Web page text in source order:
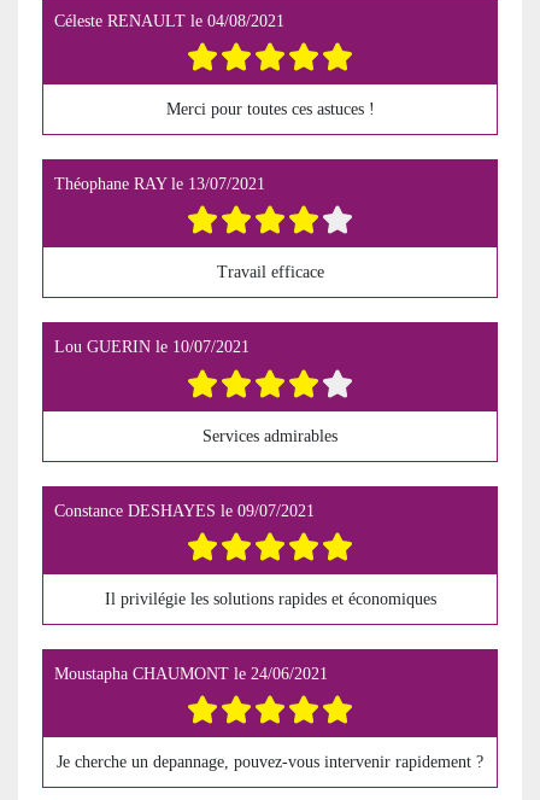
Céleste RENAULT le 04/08/2021
Merci pour toutes ces astuces !
Théophane RAYle 13/07/2021
Travail efficace
Lou GUERIN le 10/07/2021
Services admirables
Constance DESHAYES le 09/07/2021
Il privilégie les solutions rapides et économiques
Moustapha CHAUMONT le 24/06/2021
Je cherche un depannage, pouvez-vous intervenir rapidement ?